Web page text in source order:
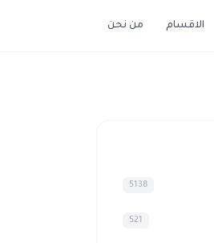
الاقسام من نحن
5138
521